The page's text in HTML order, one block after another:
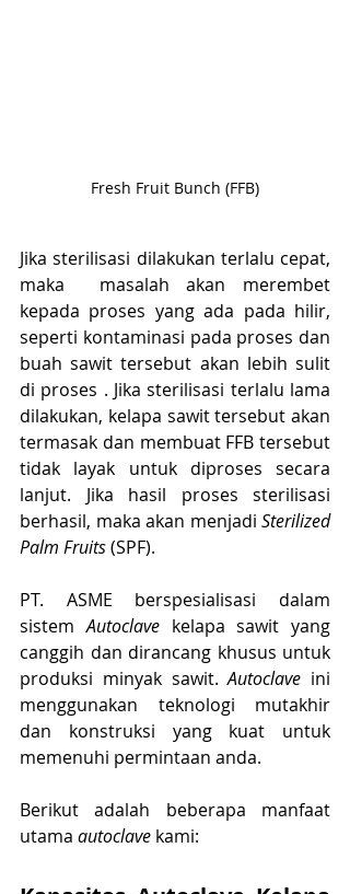
Fresh Fruit Bunch (FFB)
Jika sterilisasi dilakukan terlalu cepat,
maka  masalah akan merembet
kepada proses yang ada pada hilir,
seperti kontaminasi pada proses dan
buah sawit tersebut akan lebih sulit
di proses . Jika sterilisasi terlalu lama
dilakukan, kelapa sawit tersebut akan
termasak dan membuat FFB tersebut
tidak layak untuk diproses secara
lanjut. Jika hasil proses sterilisasi
berhasil, maka akan menjadi Sterilized
Palm Fruits (SPF).
PT. ASME berspesialisasi dalam
sistem Autoclave kelapa sawit yang
canggih dan dirancang khusus untuk
produksi minyak sawit. Autoclave ini
menggunakan teknologi mutakhir
dan konstruksi yang kuat untuk
memenuhi permintaan anda.
Berikut adalah beberapa manfaat
utama autoclave kami: